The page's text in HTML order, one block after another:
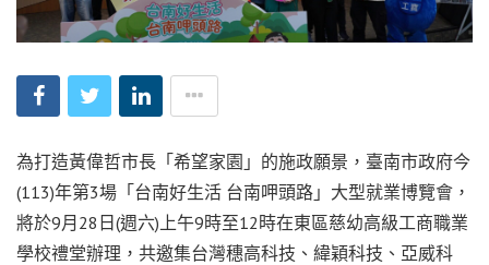
為打造黃偉哲市長「希望家園」的施政願景，臺南市政府今
(113)年第3場「台南好生活 台南呷頭路」大型就業博覽會，
將於9月28日(週六)上午9時至12時在東區慈幼高級工商職業
學校禮堂辦理，共邀集台灣穗高科技、緯穎科技、亞威科